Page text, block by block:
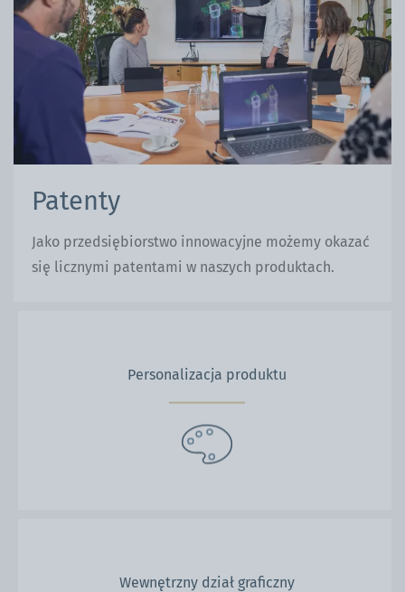
Patenty
Jako przedsiębiorstwo innowacyjne możemy okazać
się licznymi patentami w naszych produktach.
Personalizacja produktu
Wewnętrzny dział graficzny